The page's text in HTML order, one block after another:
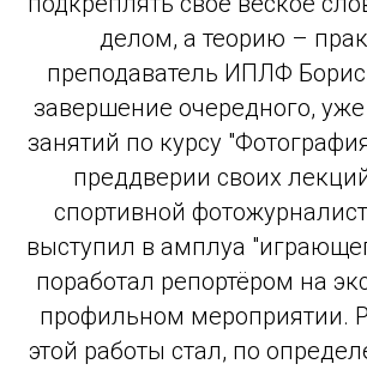
делом, а теорию –
преподаватель ИПЛФ
завершение очередного,
занятий по курсу
преддверии своих
спортивной
выступил в амплуа
поработал репортёром на
профильном мероприятии.
этой работы стал, по